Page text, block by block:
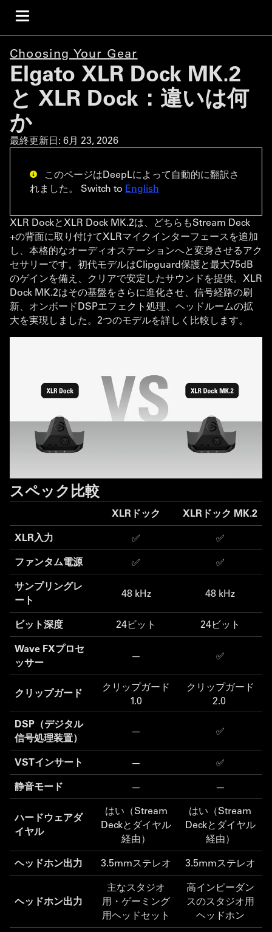
Choosing Your Gear
Elgato XLR Dock MK.2
と XLR Dock：違いは何
か
最終更新日:6月 23, 2026
このページはDeepLによって自動的に翻訳さ
れました。 Switch to English
XLR DockとXLR Dock MK.2は、どちらもStream Deck
+の背面に取り付けてXLRマイクインターフェースを追加
し、本格的なオーディオステーションへと変身させるアク
セサリーです。初代モデルはClipguard保護と最大75dB
のゲインを備え、クリアで安定したサウンドを提供。XLR
Dock MK.2はその基盤をさらに進化させ、信号経路の刷
新、オンボードDSPエフェクト処理、ヘッドルームの拡
大を実現しました。2つのモデルを詳しく比較します。
スペック比較
XLRドック
XLRドック MK.2
XLR入力
✅
✅
ファンタム電源
✅
✅
サンプリングレ
ート
48 kHz 48 kHz
ビット深度 24ビット
24ビット
Wave FXプロセ
ッサー
— ✅
クリップガード
クリップガード
1.0
クリップガード
2.0
DSP（デジタル
信号処理装置）
— ✅
VSTインサート —
✅
静音モード
— —
ハードウェアダ
イヤル
はい（Stream
Deckとダイヤル
経由）
はい（Stream
Deckとダイヤル
経由）
ヘッドホン出力
3.5mmステレオ 3.5mmステレオ
ヘッドホン出力
主なスタジオ
用・ゲーミング
用ヘッドセット
高インピーダン
スのスタジオ用
ヘッドホン